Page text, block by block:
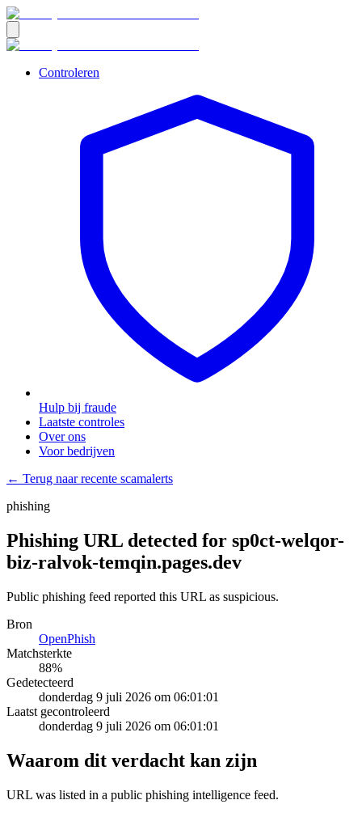
Controleren
Hulp bij fraude
Laatste controles
Over ons
Voor bedrijven
← Terug naar recente scamalerts
phishing
Phishing URL detected for sp0ct-welqor-
biz-ralvok-temqin.pages.dev
Public phishing feed reported this URL as suspicious.
Bron
OpenPhish
Matchsterkte
88%
Gedetecteerd
donderdag 9 juli 2026 om 06:01:01
Laatst gecontroleerd
donderdag 9 juli 2026 om 06:01:01
Waarom dit verdacht kan zijn
URL was listed in a public phishing intelligence feed.